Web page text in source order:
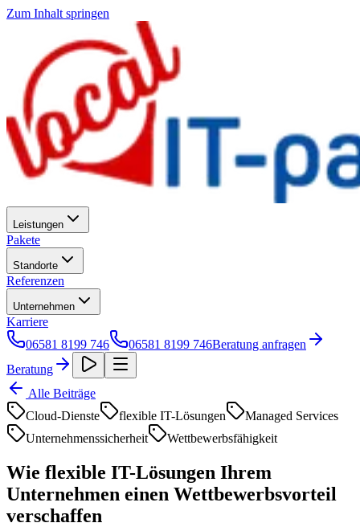
Zum Inhalt springen
Leistungen
Pakete
Standorte
Referenzen
Unternehmen
Karriere
06581 8199 746
06581 8199 746Beratung anfragen
Beratung
Alle Beiträge
Cloud-Dienste
flexible IT-Lösungen
Managed Services
Unternehmenssicherheit
Wettbewerbsfähigkeit
Wie flexible IT-Lösungen Ihrem
Unternehmen einen Wettbewerbsvorteil
verschaffen